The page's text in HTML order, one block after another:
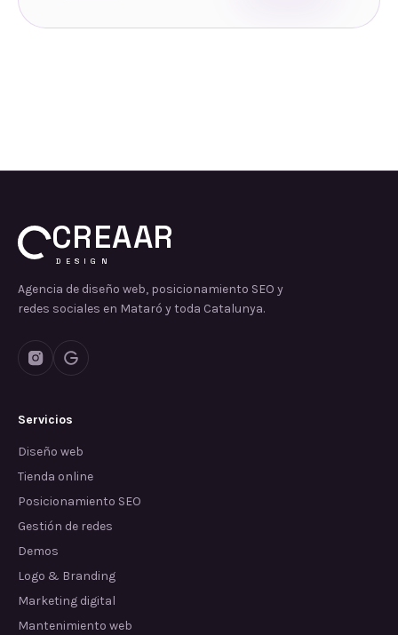
CREAAR
DESIGN
Agencia de diseño web, posicionamiento SEO y
redes sociales en Mataró y toda Catalunya.
Servicios
Diseño web
Tienda online
Posicionamiento SEO
Gestión de redes
Demos
Logo & Branding
Marketing digital
Mantenimiento web